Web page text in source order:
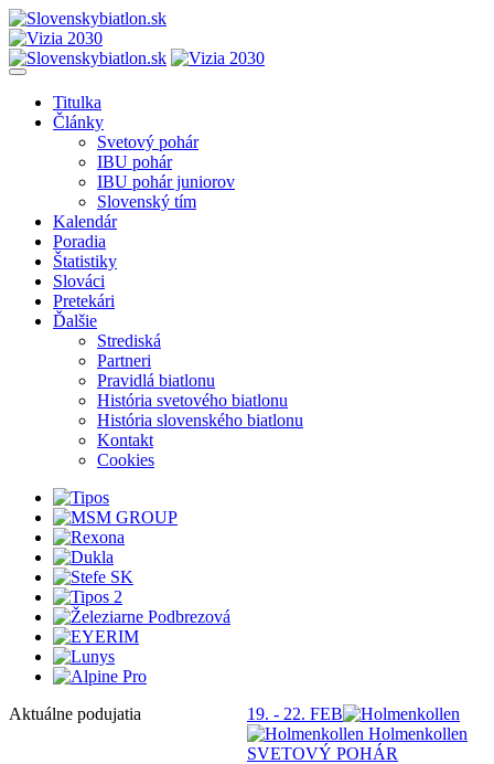
Titulka
Články
Svetový pohár
IBU pohár
IBU pohár juniorov
Slovenský tím
Kalendár
Poradia
Štatistiky
Slováci
Pretekári
Ďalšie
Strediská
Partneri
Pravidlá biatlonu
História svetového biatlonu
História slovenského biatlonu
Kontakt
Cookies
Aktuálne podujatia
19. - 22. FEB
Holmenkollen
SVETOVÝ POHÁR